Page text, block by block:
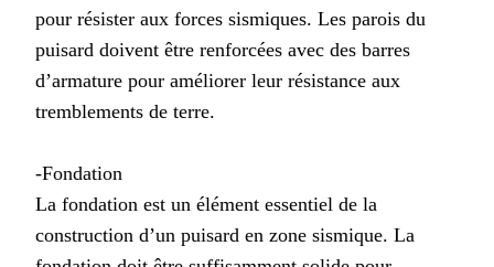
pour résister aux forces sismiques. Les parois du
puisard doivent être renforcées avec des barres
d’armature pour améliorer leur résistance aux
tremblements de terre.
-Fondation
La fondation est un élément essentiel de la
construction d’un puisard en zone sismique. La